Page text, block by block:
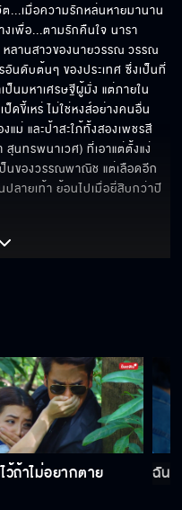
...เมื่อความรักหล่นหายมานาน
เพื่อ...ตามรักคืนใจ นารา
ลานสาวของนายวรรณ วรรณ
นดับต้นๆ ของประเทศ ซึ่งเป็นที่
ป็นมหาเศรษฐีผู้มั่ง แต่ภายใน
ดขี้เหร่ ไม่ใช่หงส์อย่างคนอื่น
ม่ และป้าสะใภ้ทั้งสองเพชรสี
นทรพนาเวศ) ที่เอาแต่ตั้งแง่
ป็นของวรรณพาณิช แต่เลือดอีก
ลายเท้า ย้อนไปเมื่อยี่สิบกว่าปี
ว้ถ้าไม่อยากตาย ฉันร